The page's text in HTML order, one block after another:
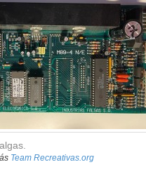
Team Recreativas.org